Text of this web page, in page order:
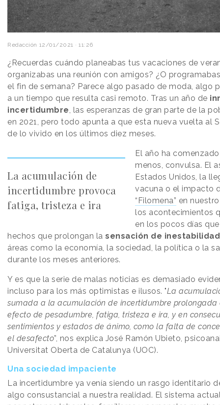
Redacción 12/01/2021 · 11:26
¿Recuerdas cuándo planeabas tus vacaciones de
organizabas una reunión con amigos? ¿O
el fin de semana? Parece algo pasado de moda, algo
a un tiempo que resulta casi remoto. Tras un año de
incertidumbre, las esperanzas de gran parte de la
en 2021, pero todo apunta a que esta nueva vuelta al
de lo vivido en los últimos diez meses.
La acumulación de
incertidumbre provoca
fatiga, tristeza e ira
El año ha
menos, convulsa. El
Estados Unidos, la
vacuna o el impacto
“Filomena” en
los acontecimientos
en los pocos días
hechos que prolongan la sensación de
áreas como la economía, la sociedad, la política o la
durante los meses anteriores.
Y es que la serie de malas noticias es demasiado
incluso para los más optimistas e ilusos. "La
sumada a la acumulación de incertidumbre prolongada
efecto de pesadumbre, fatiga, tristeza e ira, y en
sentimientos y estados de ánimo, como la falta de
el desafecto”, nos explica José Ramón Ubieto,
Universitat Oberta de Catalunya (UOC).
Una sociedad impaciente
La incertidumbre ya venía siendo un rasgo identitario
algo consustancial a nuestra realidad. El sistema